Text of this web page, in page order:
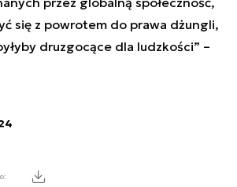
się z powrotem do prawa dżungli,
druzgocące dla ludzkości” –